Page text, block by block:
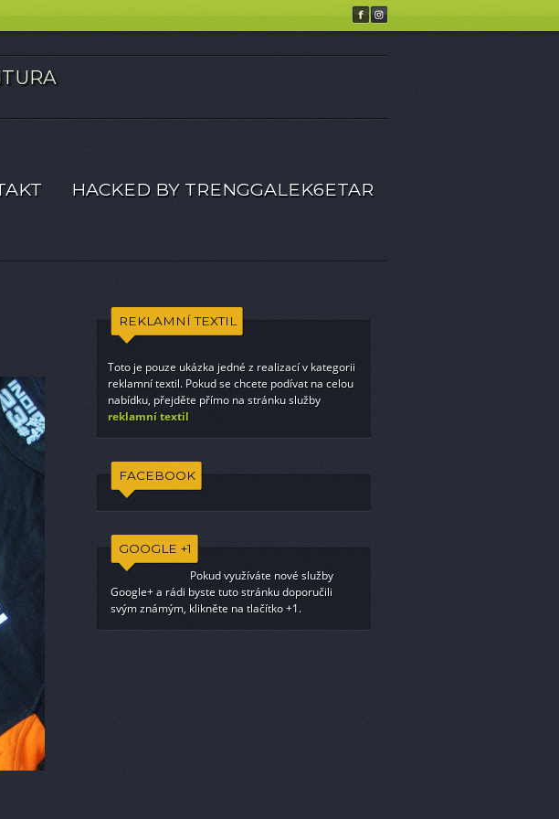
HACKED BY TRENGGALEK6ETAR
REKLAMNÍ TEXTIL
Toto je pouze ukázka jedné z realizací v kategorii
reklamní textil. Pokud se chcete podívat na celou
nabídku, přejděte přímo na stránku služby
reklamní textil
FACEBOOK
GOOGLE +1
Pokud využíváte nové služby
Google+ a rádi byste tuto stránku doporučili
svým známým, klikněte na tlačítko +1.
Allow cookies